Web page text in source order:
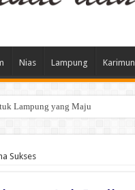
Nias Lampung Karimun
JPTP Lampung Selatan
Sukses